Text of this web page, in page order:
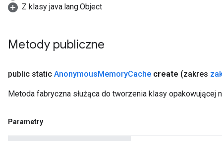
Z klasy java.lang.Object
Metody publiczne
public static AnonymousMemoryCache create (zakres
Metoda fabryczna służąca do tworzenia klasy opakowującej
Parametry